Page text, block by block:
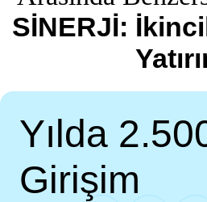
SİNERJİ:
Yılda
Girişim